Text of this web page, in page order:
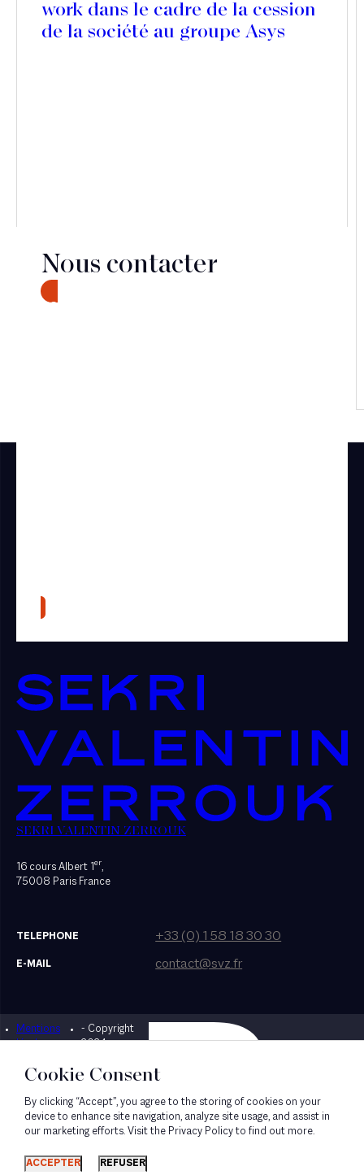
work dans le cadre de la cession
de la société au groupe Asys
Nous contacter
SEKRI VALENTIN ZERROUK
16 cours Albert 1er,
75008 Paris France
TELEPHONE +33 (0) 1 58 18 30 30
E-MAIL contact@svz.fr
Mentions
légales
- Copyright
2024
Designed by Bonhomme
Cookie Consent
By clicking “Accept”, you agree to the storing of cookies on your
device to enhance site navigation, analyze site usage, and assist in
our marketing efforts. Visit the Privacy Policy to find out more.
ACCEPTER REFUSER